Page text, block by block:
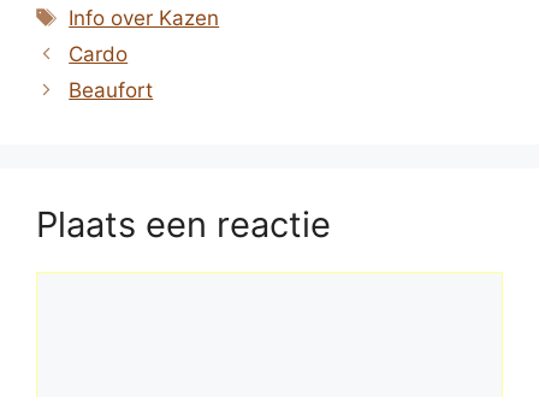
Tags
Info over Kazen
Cardo
Beaufort
Plaats een reactie